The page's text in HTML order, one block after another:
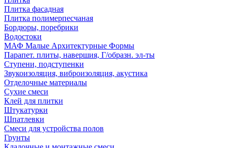
Плитка фасадная
Плитка полимерпесчаная
Бордюры, поребрики
Водостоки
МАФ Малые Архитектурные Формы
Парапет. плиты, навершия, Г/образн. эл-ты
Ступени, подступенки
Звукоизоляция, виброизоляция, акустика
Отделочные материалы
Сухие смеси
Клей для плитки
Штукатурки
Шпатлевки
Смеси для устройства полов
Грунты